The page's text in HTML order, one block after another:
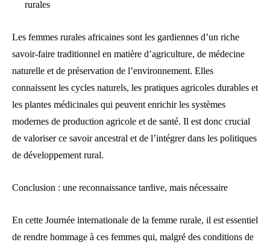
rurales
Les femmes rurales africaines sont les gardiennes d’un riche
savoir-faire traditionnel en matière d’agriculture, de médecine
naturelle et de préservation de l’environnement. Elles
connaissent les cycles naturels, les pratiques agricoles durables et
les plantes médicinales qui peuvent enrichir les systèmes
modernes de production agricole et de santé. Il est donc crucial
de valoriser ce savoir ancestral et de l’intégrer dans les politiques
de développement rural.
Conclusion : une reconnaissance tardive, mais nécessaire
En cette Journée internationale de la femme rurale, il est essentiel
de rendre hommage à ces femmes qui, malgré des conditions de